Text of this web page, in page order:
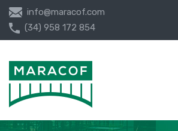
info@maracof.com
(34) 958 172 854